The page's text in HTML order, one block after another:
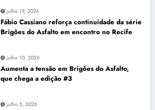
julho 19, 2026
Fábio Cassiano reforça continuidade da série
Brigões do Asfalto em encontro no Recife
julho 10, 2026
Aumenta a tensão em Brigões do Asfalto,
que chega a edição #3
julho 5, 2026